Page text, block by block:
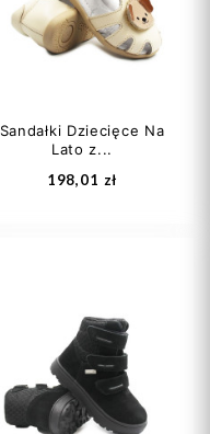
Dodaj do koszyka
Sandałki Dziecięce Na
Lato z...
198,01 zł
21 24